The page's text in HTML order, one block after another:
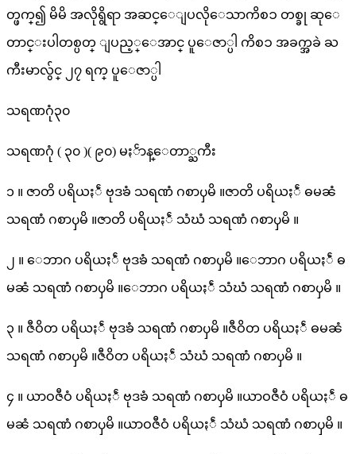
တ္ဖက္၍ မိမိ အလိုရွိရာ အဆင္ေျပလိုေသာကိစၥ တစ္ခု ဆုေ
တာင္းပါတစ္ပတ္ ျပည့္ေအာင္ ပူေဇာ္ပါ ကိစၥ အခက္အခဲ ႀ
ကီးမာလွ်င္ ၂၇ ရက္ ပူေဇာ္ပါ
သရဏဂုံ၃၀
သရဏဂုံ ( ၃၀ )( ၉၀) မႏၲာန္ေတာ္ႀကီး
၁ ။ ဇာတိ ပရိယႏၲံ ဗုဒၶံ သရဏံ ဂစာၦမိ ။ဇာတိ ပရိယႏၲံ ဓမၼံ
သရဏံ ဂစာၦမိ ။ဇာတိ ပရိယႏၲံ သံဃံ သရဏံ ဂစာၦမိ ။
၂ ။ ေဘာဂ ပရိယႏၲံ ဗုဒၶံ သရဏံ ဂစာၦမိ ။ေဘာဂ ပရိယႏၲံ ဓ
မၼံ သရဏံ ဂစာၦမိ ။ေဘာဂ ပရိယႏၲံ သံဃံ သရဏံ ဂစာၦမိ ။
၃ ။ ဇီဝိတ ပရိယႏၲံ ဗုဒၶံ သရဏံ ဂစာၦမိ ။ဇီဝိတ ပရိယႏၲံ ဓမၼံ
သရဏံ ဂစာၦမိ ။ဇီဝိတ ပရိယႏၲံ သံဃံ သရဏံ ဂစာၦမိ ။
၄ ။ ယာဝဇီဝံ ပရိယႏၲံ ဗုဒၶံ သရဏံ ဂစာၦမိ ။ယာဝဇီဝံ ပရိယႏၲံ ဓ
မၼံ သရဏံ ဂစာၦမိ ။ယာဝဇီဝံ ပရိယႏၲံ သံဃံ သရဏံ ဂစာၦမိ ။